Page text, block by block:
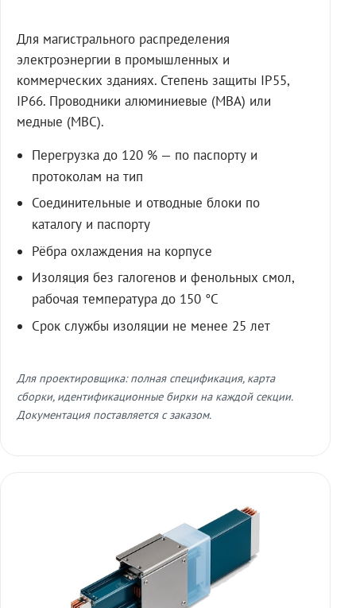
Для магистрального распределения
электроэнергии в промышленных и
коммерческих зданиях. Степень защиты IP55,
IP66. Проводники алюминиевые (МВА) или
медные (МВС).
Перегрузка до 120 % — по паспорту и
протоколам на тип
Соединительные и отводные блоки по
каталогу и паспорту
Рёбра охлаждения на корпусе
Изоляция без галогенов и фенольных смол,
рабочая температура до 150 °C
Срок службы изоляции не менее 25 лет
Для проектировщика: полная спецификация, карта
сборки, идентификационные бирки на каждой секции.
Документация поставляется с заказом.